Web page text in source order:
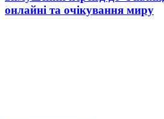
онлайні та очікування миру